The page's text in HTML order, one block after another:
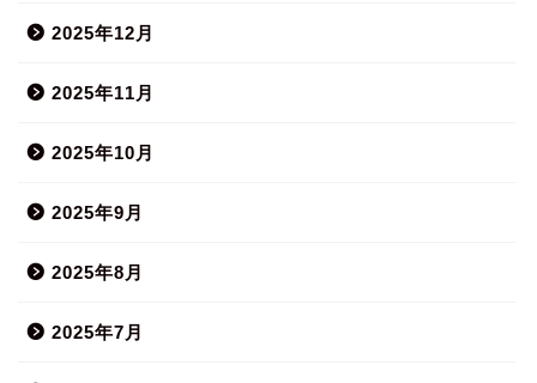
2025年12月
2025年11月
2025年10月
2025年9月
2025年8月
2025年7月